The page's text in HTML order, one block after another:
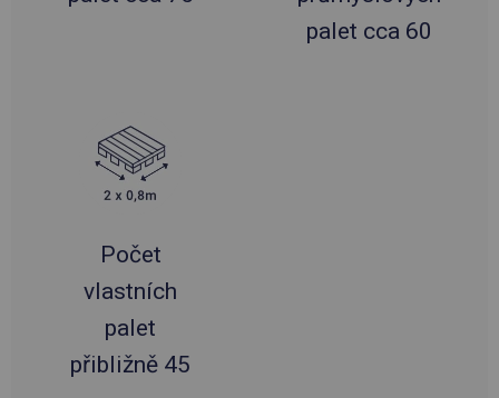
palet cca 60
Počet
vlastních
palet
přibližně 45